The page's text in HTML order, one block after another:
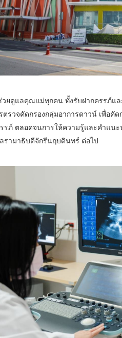
ยดูแลคุณแม่ทุกคน ทั้งรับฝากครรภ์แ
รวจคัดกรองกลุ่มอาการดาวน์ เพื่อคั
ภ์ ตลอดจนการให้ความรู้และคำแน
รามาธิบดีจักรีนฤบดินทร์ ต่อไป